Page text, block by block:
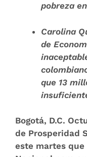
pobreza
Carolina
de
que 13
Bogotá, D.C.
de Prosperidad
este martes